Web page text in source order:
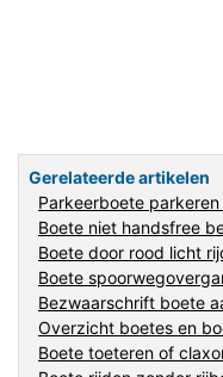
Gerelateerde artikelen
Parkeerboete
Boete niet handsfree
Boete door rood licht
Boete
Bezwaarschrift boete
Overzicht boetes en
Boete toeteren of